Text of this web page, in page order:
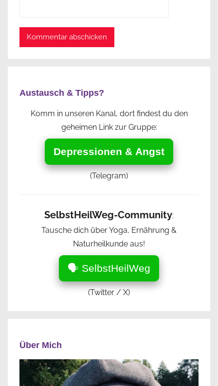
Austausch & Tipps?
Komm in unseren Kanal, dort findest du den
geheimen Link zur Gruppe:
Depressionen & Angst
(Telegram)
SelbstHeilWeg-Community:
Tausche dich über Yoga, Ernährung &
Naturheilkunde aus!
🗣️ SelbstHeilWeg
(Twitter / X)
Über Mich